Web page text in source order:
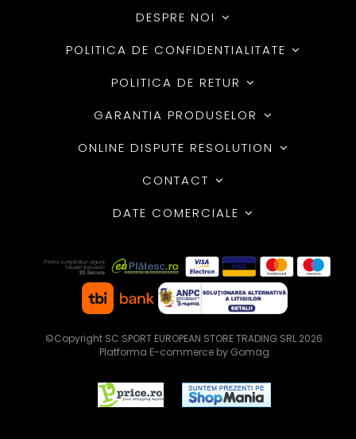
DESPRE NOI
POLITICA DE CONFIDENTIALITATE
POLITICA DE RETUR
GARANTIA PRODUSELOR
ONLINE DISPUTE RESOLUTION
CONTACT
DATE COMERCIALE
©Copyright SC SPORT EUROPEAN STORE TRADING SRL 2026
Platforma E-commerce by Gomag